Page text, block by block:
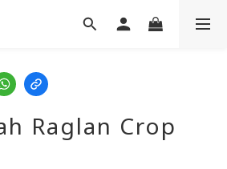
Raglan Crop